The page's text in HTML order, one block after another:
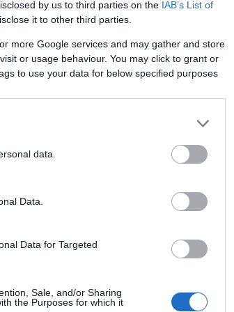
by us to third parties on the IAB’s List of
it to other third parties.
more Google services and may gather and store
or usage behaviour. You may click to grant or
to use your data for below specified purposes
data.
Data.
Data for Targeted
Sale, and/or Sharing
the Purposes for which it
HITBŐL ÉS
NEM LESZ
mert nyilván akit mélyebben érdekel ez a